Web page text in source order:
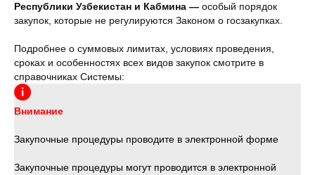
Республики Узбекистан и Кабмина — особый порядок
закупок, которые не регулируются Законом о госзакупках.
Подробнее о суммовых лимитах, условиях проведения,
сроках и особенностях всех видов закупок смотрите в
справочниках Системы:
Внимание
Закупочные процедуры проводите в электронной форме
Закупочные процедуры могут проводится в электронной